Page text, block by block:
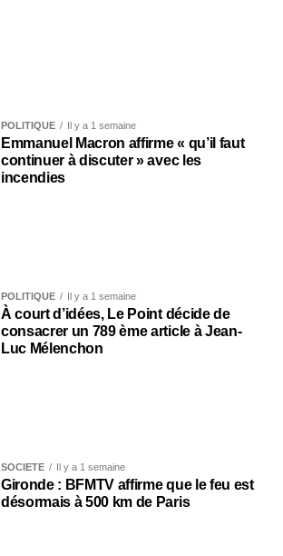
POLITIQUE Il y a 1 semaine
Emmanuel Macron affirme « qu’il faut
continuer à discuter » avec les
incendies
POLITIQUE Il y a 1 semaine
À court d’idées, Le Point décide de
consacrer un 789 ème article à Jean-
Luc Mélenchon
SOCIÉTÉ Il y a 1 semaine
Gironde : BFMTV affirme que le feu est
désormais à 500 km de Paris